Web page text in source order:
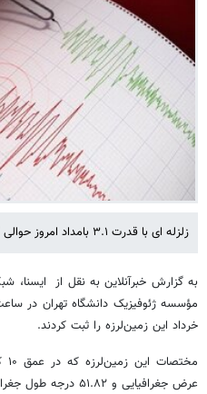
زلزله ای با قدرت ۳.۱ بامداد امروز حوالی "پردیس" استان تهران را لرزاند.
به گزارش خبرآنلاین به نقل از ایسنا،
خرداد این زمین‌لرزه را ثبت کردند.
عرض جغرافیایی و ۵۱.۸۲ درجه طول جغرافیایی ثبت شده است.